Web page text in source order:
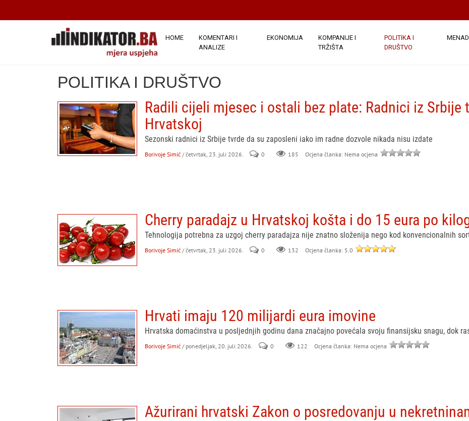
HOME
KOMENTARI I
ANALIZE
EKONOMIJA
KOMPANIJE I
TRŽIŠTA
POLITIKA I
DRUŠTVO
POLITIKA I DRUŠTVO
Radili cijeli mjesec i ostali bez plate: Radnici iz Srbije
Hrvatskoj
Sezonski radnici iz Srbije tvrde da su zaposleni iako im radne dozvole nikada nisu izdate
Borivoje Simić / četvrtak, 23. juli 2026. 0 185 Ocjena članka: Nema ocjena
Cherry paradajz u Hrvatskoj košta i do 15 eura po
Tehnologija potrebna za uzgoj cherry paradajza nije znatno složenija nego kod konvencionalnih
Borivoje Simić / četvrtak, 23. juli 2026. 0 132 Ocjena članka: 5.0
Hrvati imaju 120 milijardi eura imovine
Hrvatska domaćinstva u posljednjih godinu dana značajno povećala svoju finansijsku snagu, dok
Borivoje Simić / ponedjeljak, 20. juli 2026. 0 122 Ocjena članka: Nema ocjena
Ažurirani hrvatski Zakon o posredovanju u